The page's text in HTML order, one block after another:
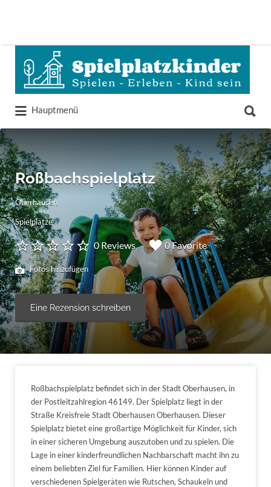
Suchen
nach:
Hauptmenü
nach:
Roßbachspielplatz
Oberhausen
Spielplätze
0 Reviews 0 Favorite
Fotos hinzufügen
Eine Rezension schreiben
Roßbachspielplatz befindet sich in der Stadt Oberhausen, in
der Postleitzahlregion 46149. Der Spielplatz liegt in der
Straße Kreisfreie Stadt Oberhausen Oberhausen. Dieser
Spielplatz bietet eine großartige Möglichkeit für Kinder, sich
in einer sicheren Umgebung auszutoben und zu spielen. Die
Lage in einer kinderfreundlichen Nachbarschaft macht ihn zu
einem beliebten Ziel für Familien. Hier können Kinder auf
verschiedenen Spielgeräten wie Rutschen, Schaukeln und